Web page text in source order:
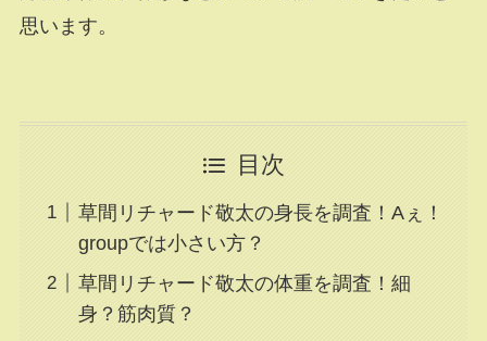
思います。
目次
草間リチャード敬太の身長を調査！Aぇ！
groupでは小さい方？
草間リチャード敬太の体重を調査！細
身？筋肉質？